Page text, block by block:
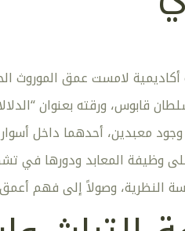
أكاديمية لامست عمق الموروث
قابوس، ورقته بعنوان
معبدين، أحدهما داخل
وظيفة المعابد ودورها في
النظرية، وصولاً إلى فهم